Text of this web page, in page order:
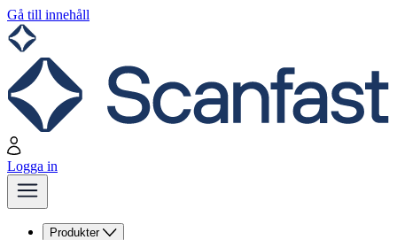
Gå till innehåll
Logga in
Produkter